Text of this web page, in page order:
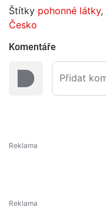
Štítky pohonné látky,
Česko
Komentáře